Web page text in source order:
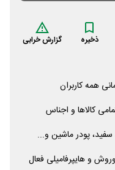
ذخیره گزارش خرابی
سفید، پودر ماشین و...
و هایپرفامیلی فعال